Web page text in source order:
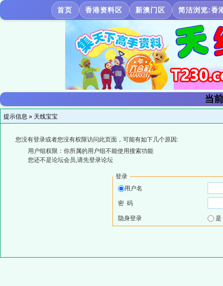
首页 香港资料区 新澳门区 简洁浏览:香
当
提示信息 » 天线宝宝
您没有登录或者您没有权限访问此页面，可能有如下几个原因:
用户组权限：你所属的用户组不能使用搜索功能
您还不是论坛会员,请先登录论坛
登录
用户名
密 码
隐身登录